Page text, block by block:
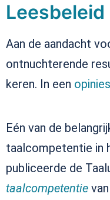
Leesbeleid
Aan de aandacht
ontnuchterende
keren. In een
Eén van de
taalcompetentie in
publiceerde de
taalcompetentie